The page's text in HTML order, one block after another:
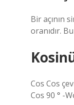
Bir açının
oranıdır.
Cos Cos
Cos 90 ° -